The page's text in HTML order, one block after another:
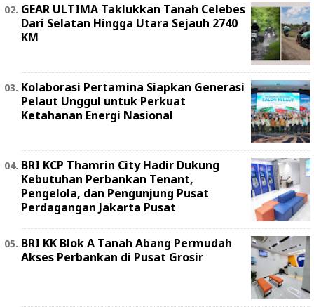
GEAR ULTIMA Taklukkan Tanah Celebes
Dari Selatan Hingga Utara Sejauh 2740
KM
Kolaborasi Pertamina Siapkan Generasi
Pelaut Unggul untuk Perkuat
Ketahanan Energi Nasional
BRI KCP Thamrin City Hadir Dukung
Kebutuhan Perbankan Tenant,
Pengelola, dan Pengunjung Pusat
Perdagangan Jakarta Pusat
BRI KK Blok A Tanah Abang Permudah
Akses Perbankan di Pusat Grosir